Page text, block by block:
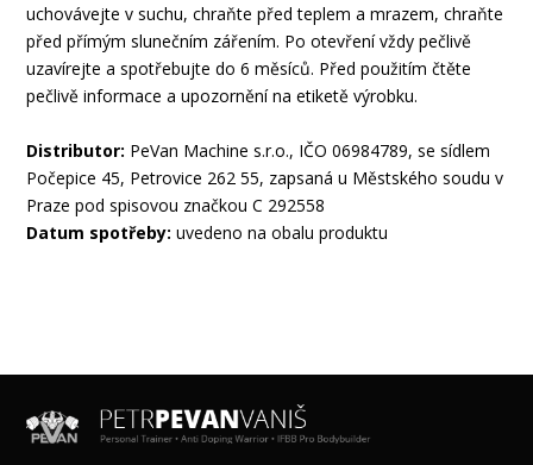
uchovávejte v suchu, chraňte před teplem a mrazem, chraňte
před přímým slunečním zářením. Po otevření vždy pečlivě
uzavírejte a spotřebujte do 6 měsíců. Před použitím čtěte
pečlivě informace a upozornění na etiketě výrobku.
Distributor: PeVan Machine s.r.o., IČO 06984789, se sídlem
Počepice 45, Petrovice 262 55, zapsaná u Městského soudu v
Praze pod spisovou značkou C 292558
Datum spotřeby: uvedeno na obalu produktu